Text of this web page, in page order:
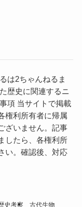
は2ちゃんねるま
歴史に関連するニ
項 当サイトで掲載
権利所有者に帰属
ざいません。記事
したら、各権利所
い。確認後、対応
史考察 古代生物